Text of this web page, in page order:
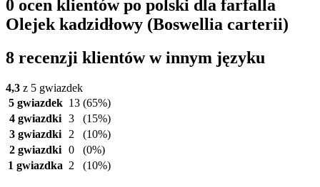
0 ocen klientów po polski dla farfalla
Olejek kadzidłowy (Boswellia carterii)
8 recenzji klientów w innym języku
4,3 z 5 gwiazdek
5 gwiazdek 13 (65%)
4 gwiazdki 3
(15%)
3 gwiazdki
2
(10%)
2 gwiazdki 0
(0%)
1 gwiazdka 2 (10%)